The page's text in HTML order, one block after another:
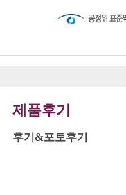
제품후기
후기&포토후기